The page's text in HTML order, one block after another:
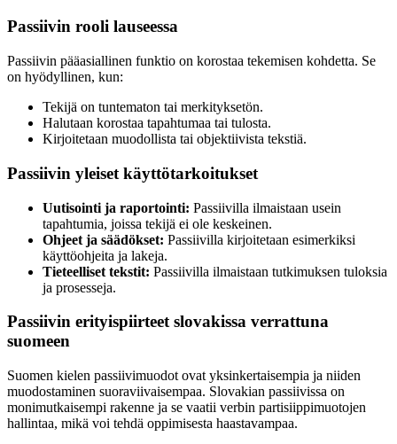
Passiivin rooli lauseessa
Passiivin pääasiallinen funktio on korostaa tekemisen kohdetta. Se
on hyödyllinen, kun:
Tekijä on tuntematon tai merkityksetön.
Halutaan korostaa tapahtumaa tai tulosta.
Kirjoitetaan muodollista tai objektiivista tekstiä.
Passiivin yleiset käyttötarkoitukset
Uutisointi ja raportointi: Passiivilla ilmaistaan usein
tapahtumia, joissa tekijä ei ole keskeinen.
Ohjeet ja säädökset: Passiivilla kirjoitetaan esimerkiksi
käyttöohjeita ja lakeja.
Tieteelliset tekstit: Passiivilla ilmaistaan tutkimuksen tuloksia
ja prosesseja.
Passiivin erityispiirteet slovakissa verrattuna
suomeen
Suomen kielen passiivimuodot ovat yksinkertaisempia ja niiden
muodostaminen suoraviivaisempaa. Slovakian passiivissa on
monimutkaisempi rakenne ja se vaatii verbin partisiippimuotojen
hallintaa, mikä voi tehdä oppimisesta haastavampaa.